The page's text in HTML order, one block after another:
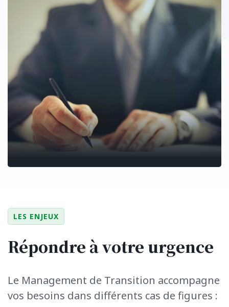
LES ENJEUX
Répondre à votre urgence
Le Management de Transition accompagne
vos besoins dans différents cas de figures :